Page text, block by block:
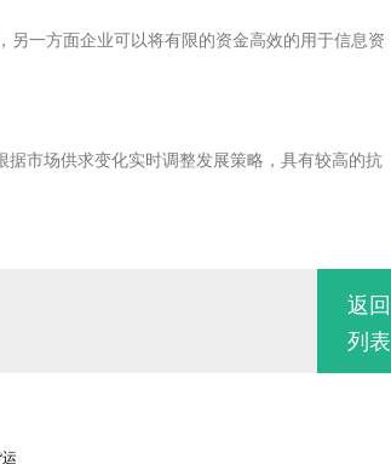
一方面企业可以将有限的资金高效的用于信息资
市场供求变化实时调整发展策略，具有较高的抗
返回
列表